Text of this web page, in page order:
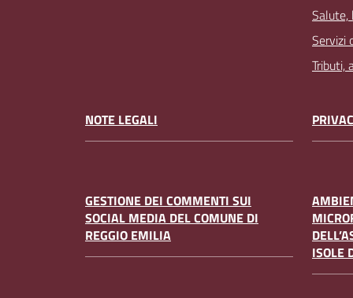
Salute,
Servizi
Tributi,
NOTE LEGALI
GESTIONE DEI COMMENTI SUI
SOCIAL MEDIA DEL COMUNE DI
REGGIO EMILIA
ISOLE